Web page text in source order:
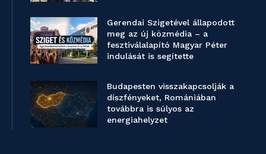
Gerendai Szigetével állapodott
meg az új közmédia – a
fesztiválalapító Magyar Péter
indulását is segítette
Budapesten visszakapcsolják a
díszfényeket, Romániában
továbbra is súlyos az
energiahelyzet